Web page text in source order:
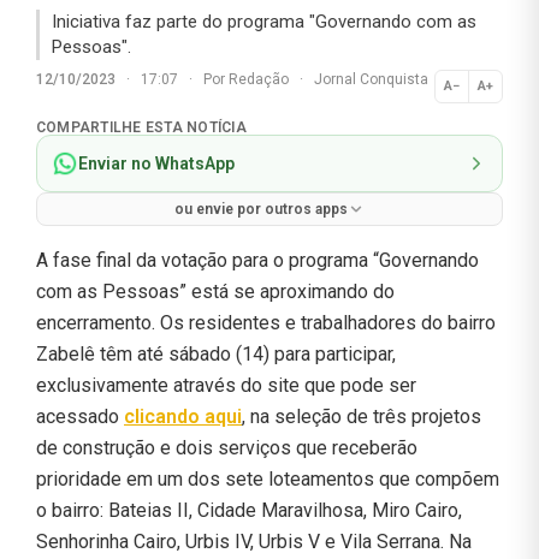
Iniciativa faz parte do programa "Governando com as
Pessoas".
12/10/2023 · 17:07 · Por Redação · Jornal Conquista A− A+
Normal
COMPARTILHE ESTA NOTÍCIA
Enviar no WhatsApp
ou envie por outros apps
A fase final da votação para o programa “Governando
com as Pessoas” está se aproximando do
encerramento. Os residentes e trabalhadores do bairro
Zabelê têm até sábado (14) para participar,
exclusivamente através do site que pode ser
acessado clicando aqui, na seleção de três projetos
de construção e dois serviços que receberão
prioridade em um dos sete loteamentos que compõem
o bairro: Bateias II, Cidade Maravilhosa, Miro Cairo,
Senhorinha Cairo, Urbis IV, Urbis V e Vila Serrana. Na